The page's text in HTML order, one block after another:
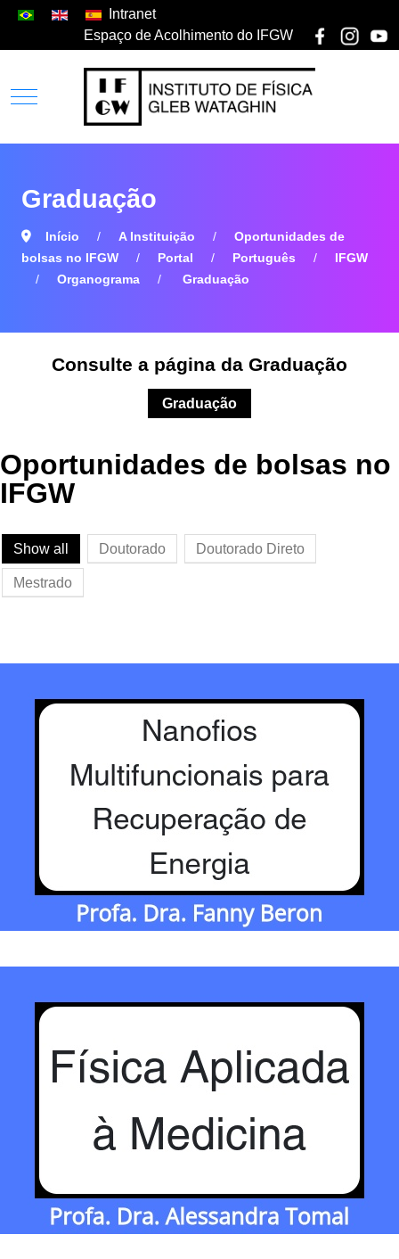
Intranet
Espaço de Acolhimento do IFGW
Graduação
Início A Instituição
Oportunidades de
bolsas no IFGW
Portal Português
IFGW
Organograma
Graduação
Consulte a página da Graduação
Graduação
Oportunidades de bolsas no
IFGW
Show all Doutorado Doutorado Direto
Mestrado